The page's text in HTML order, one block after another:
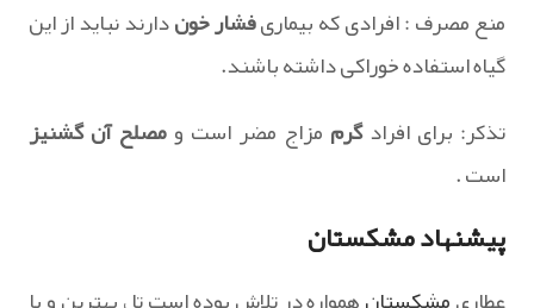
منع مصرف : افرادی که بیماریفشار خوندارند نباید از این
گیاه استفاده خوراکی داشته باشند.
تذکر: برای افرادگرم مزاج مضر است ومصلح آن گشنیز
است .
پیشنهاد مشکستان